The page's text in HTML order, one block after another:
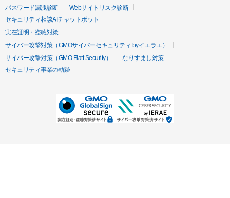
パスワード漏洩診断
Webサイトリスク診断
セキュリティ相談AIチャットボット
実在証明・盗聴対策
サイバー攻撃対策（GMOサイバーセキュリティ byイエラエ）
サイバー攻撃対策（GMO Flatt Security）
なりすまし対策
セキュリティ事業の軌跡